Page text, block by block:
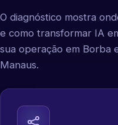
O diagnóstico mostra
e como transformar IA
sua operação em Borba
Manaus.